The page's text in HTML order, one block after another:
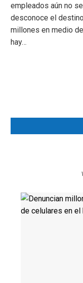
empleados aún no
desconoce el
millones en medio
hay…